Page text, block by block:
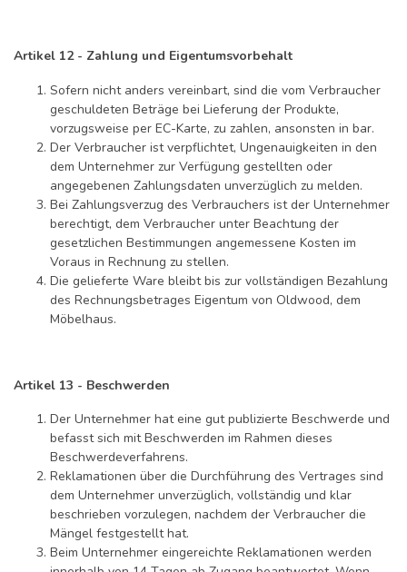
Artikel 12 - Zahlung und Eigentumsvorbehalt
Sofern nicht anders vereinbart, sind die vom Verbraucher
geschuldeten Beträge bei Lieferung der Produkte,
vorzugsweise per EC-Karte, zu zahlen, ansonsten in bar.
Der Verbraucher ist verpflichtet, Ungenauigkeiten in den
dem Unternehmer zur Verfügung gestellten oder
angegebenen Zahlungsdaten unverzüglich zu melden.
Bei Zahlungsverzug des Verbrauchers ist der Unternehmer
berechtigt, dem Verbraucher unter Beachtung der
gesetzlichen Bestimmungen angemessene Kosten im
Voraus in Rechnung zu stellen.
Die gelieferte Ware bleibt bis zur vollständigen Bezahlung
des Rechnungsbetrages Eigentum von Oldwood, dem
Möbelhaus.
Artikel 13 - Beschwerden
Der Unternehmer hat eine gut publizierte Beschwerde und
befasst sich mit Beschwerden im Rahmen dieses
Beschwerdeverfahrens.
Reklamationen über die Durchführung des Vertrages sind
dem Unternehmer unverzüglich, vollständig und klar
beschrieben vorzulegen, nachdem der Verbraucher die
Mängel festgestellt hat.
Beim Unternehmer eingereichte Reklamationen werden